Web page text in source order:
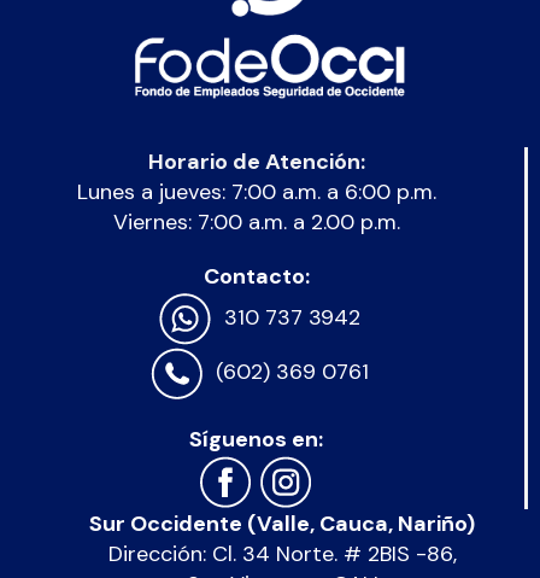
Horario de Atención:
Lunes a jueves: 7:00 a.m. a 6:00 p.m.
Viernes: 7:00 a.m. a 2.00 p.m.
Contacto:
310 737 3942
(602) 369 0761
Síguenos en:
Sur Occidente (Valle, Cauca, Nariño)
Dirección: Cl. 34 Norte. # 2BIS -86,